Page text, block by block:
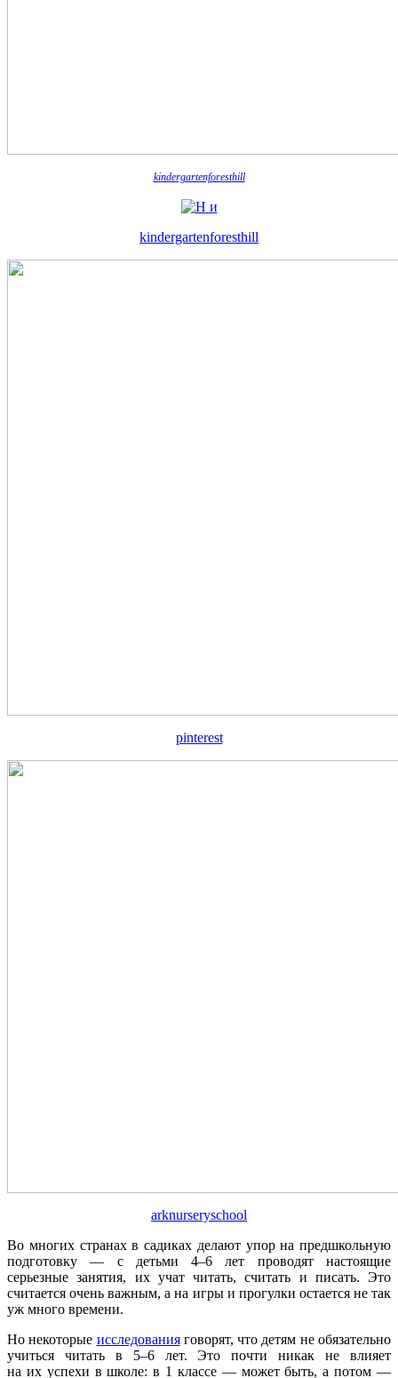
kindergartenforesthill
kindergartenforesthill
pinterest
arknurseryschool
Во многих странах в садиках делают упор на предшкольную
подготовку — с детьми 4–6 лет проводят настоящие
серьезные занятия, их учат читать, считать и писать. Это
считается очень важным, а на игры и прогулки остается не так
уж много времени.
Но некоторые исследованияговорят, что детям не обязательно
учиться читать в 5–6 лет. Это почти никак не влияет
на их успехи в школе: в 1 классе — может быть, а потом —